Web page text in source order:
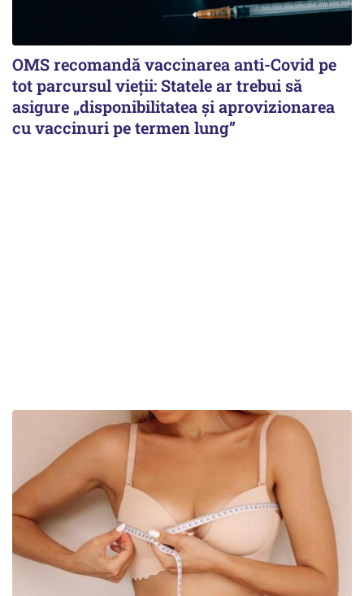
OMS recomandă vaccinarea anti-Covid pe
tot parcursul vieții: Statele ar trebui să
asigure „disponibilitatea și aprovizionarea
cu vaccinuri pe termen lung”